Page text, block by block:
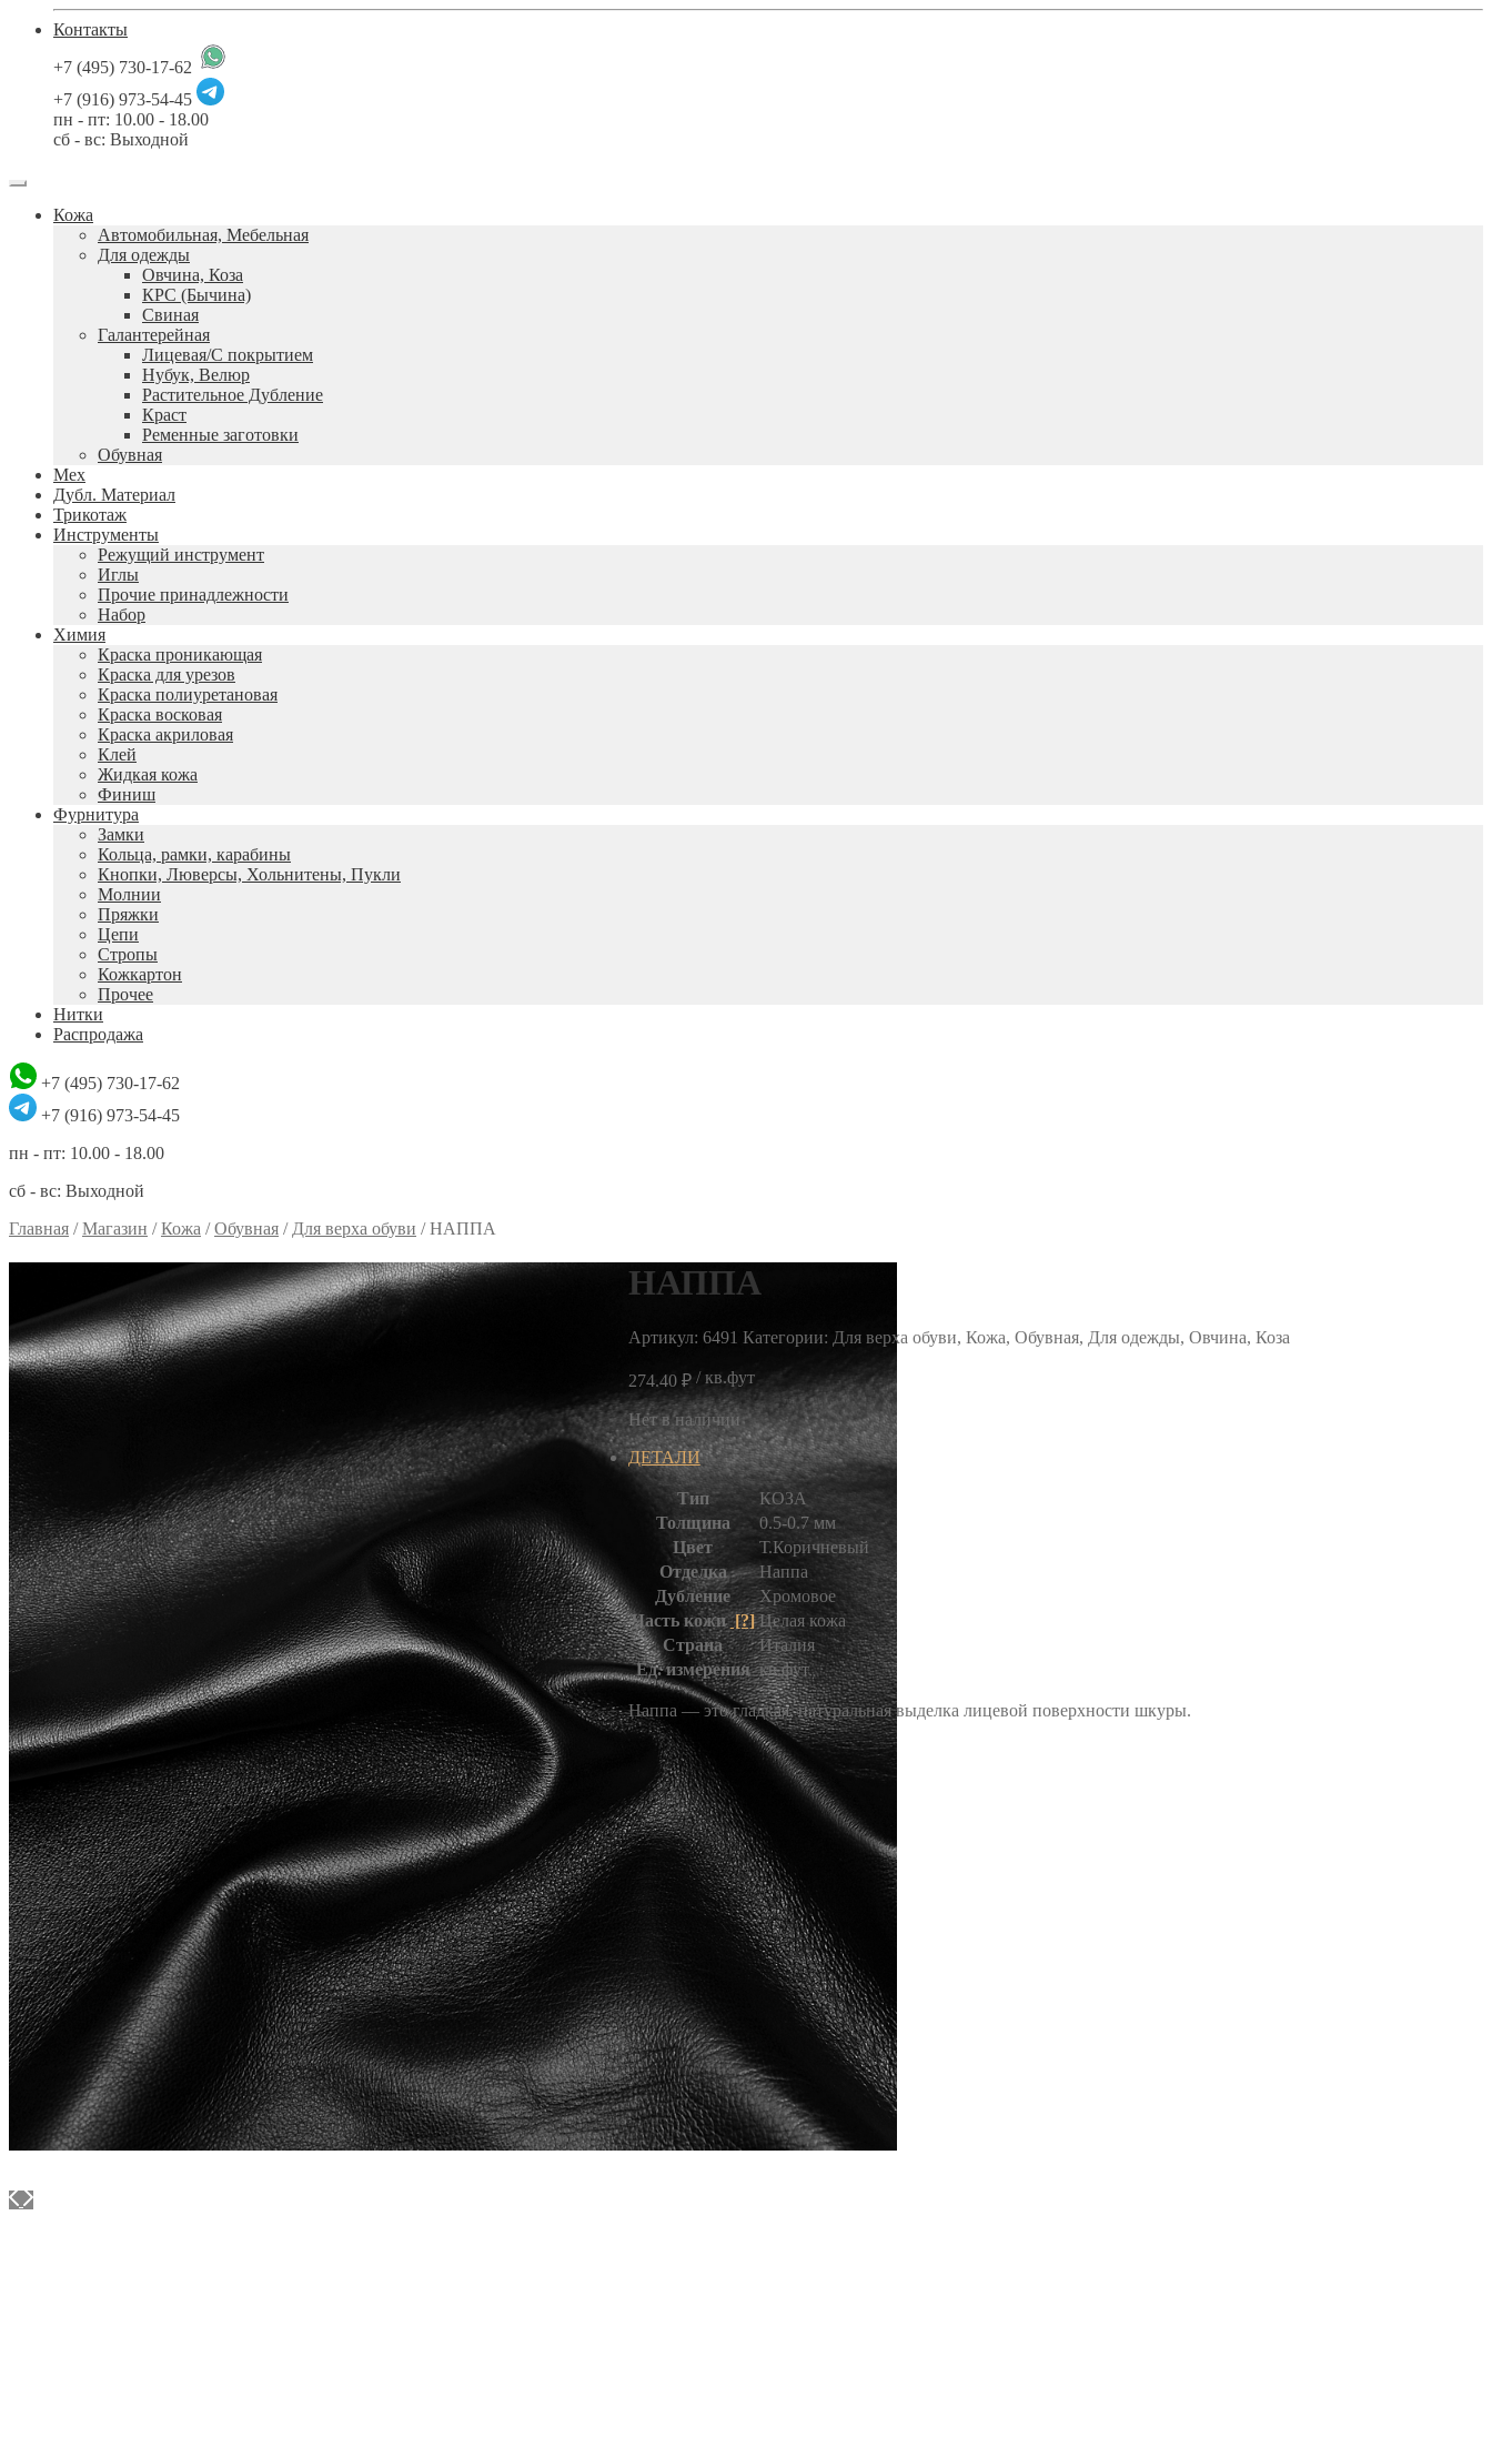
Контакты
+7 (495) 730-17-62
+7 (916) 973-54-45
пн - пт: 10.00 - 18.00
сб - вс: Выходной
Кожа
Автомобильная, Мебельная
Для одежды
Овчина, Коза
КРС (Бычина)
Свиная
Галантерейная
Лицевая/С покрытием
Нубук, Велюр
Растительное Дубление
Краст
Ременные заготовки
Обувная
Мех
Дубл. Материал
Трикотаж
Инструменты
Режущий инструмент
Иглы
Прочие принадлежности
Набор
Химия
Краска проникающая
Краска для урезов
Краска полиуретановая
Краска восковая
Краска акриловая
Клей
Жидкая кожа
Финиш
Фурнитура
Замки
Кольца, рамки, карабины
Кнопки, Люверсы, Хольнитены, Пукли
Молнии
Пряжки
Цепи
Стропы
Кожкартон
Прочее
Нитки
Распродажа
+7 (495) 730-17-62
+7 (916) 973-54-45
пн - пт: 10.00 - 18.00
сб - вс: Выходной
Главная /Магазин /Кожа /Обувная / Для верха обуви /НАППА
НАППА
Артикул: 6491 Категории: Для верха обуви, Кожа, Обувная, Для одежды, Овчина, Коза
274.40 ₽/ кв.фут
Нет в наличии
ДЕТАЛИ
Тип
КОЗА
Толщина
0.5-0.7 мм
Цвет
Т.Коричневый
Отделка
Наппа
Дубление
Хромовое
Часть кожи[?] Целая кожа
Страна
Италия
Ед. измерения кв.фут
Наппа — это гладкая, натуральная выделка лицевой поверхности шкуры.